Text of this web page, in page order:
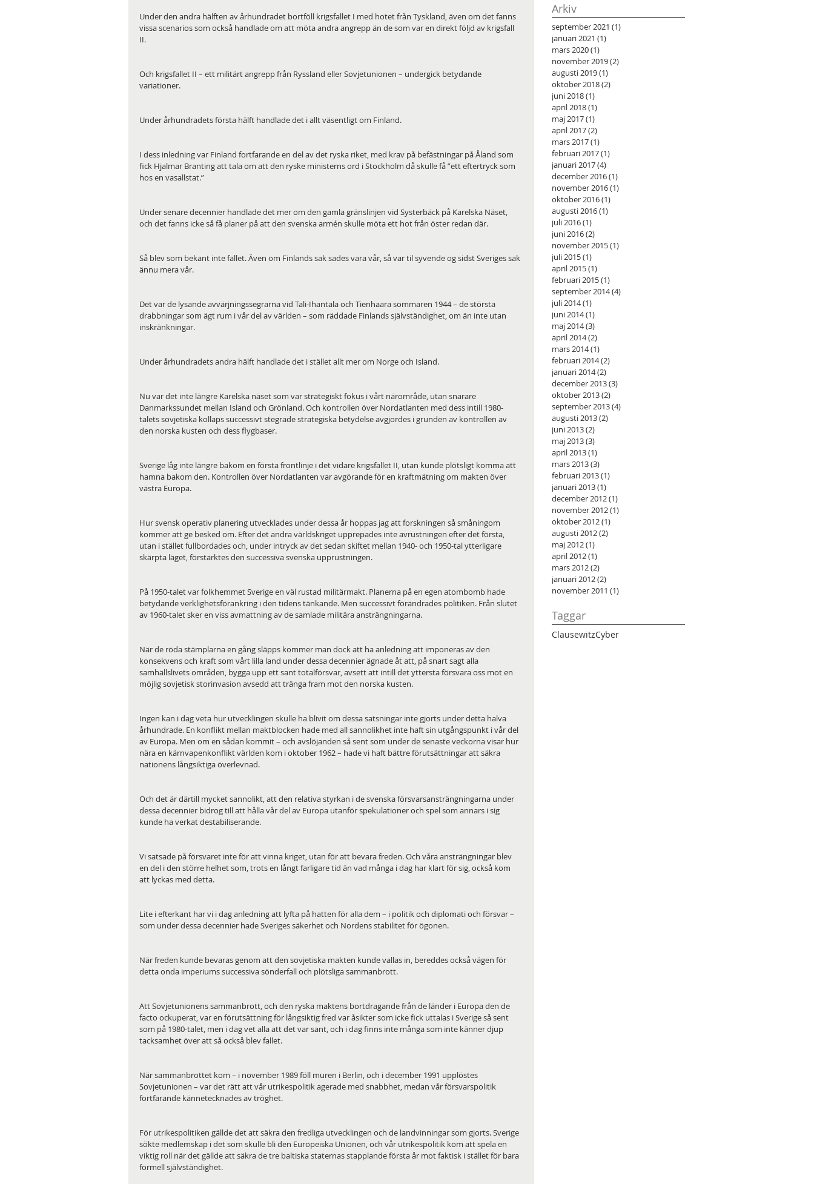
Under den andra hälften av århundradet bortföll krigsfallet I med hotet från Tyskland, även om det fanns
vissa scenarios som också handlade om att möta andra angrepp än de som var en direkt följd av krigsfall
II.
Och krigsfallet II – ett militärt angrepp från Ryssland eller Sovjetunionen – undergick betydande
variationer.
Under århundradets första hälft handlade det i allt väsentligt om Finland.
I dess inledning var Finland fortfarande en del av det ryska riket, med krav på befästningar på Åland som
fick Hjalmar Branting att tala om att den ryske ministerns ord i Stockholm då skulle få ”ett eftertryck som
hos en vasallstat.”
Under senare decennier handlade det mer om den gamla gränslinjen vid Systerbäck på Karelska Näset,
och det fanns icke så få planer på att den svenska armén skulle möta ett hot från öster redan där.
Så blev som bekant inte fallet. Även om Finlands sak sades vara vår, så var til syvende og sidst Sveriges sak
ännu mera vår.
Det var de lysande avvärjningssegrarna vid Tali-Ihantala och Tienhaara sommaren 1944 – de största
drabbningar som ägt rum i vår del av världen – som räddade Finlands självständighet, om än inte utan
inskränkningar.
Under århundradets andra hälft handlade det i stället allt mer om Norge och Island.
Nu var det inte längre Karelska näset som var strategiskt fokus i vårt närområde, utan snarare
Danmarkssundet mellan Island och Grönland. Och kontrollen över Nordatlanten med dess intill 1980-
talets sovjetiska kollaps successivt stegrade strategiska betydelse avgjordes i grunden av kontrollen av
den norska kusten och dess flygbaser.
Sverige låg inte längre bakom en första frontlinje i det vidare krigsfallet II, utan kunde plötsligt komma att
hamna bakom den. Kontrollen över Nordatlanten var avgörande för en kraftmätning om makten över
västra Europa.
Hur svensk operativ planering utvecklades under dessa år hoppas jag att forskningen så småningom
kommer att ge besked om. Efter det andra världskriget upprepades inte avrustningen efter det första,
utan i stället fullbordades och, under intryck av det sedan skiftet mellan 1940- och 1950-tal ytterligare
skärpta läget, förstärktes den successiva svenska upprustningen.
På 1950-talet var folkhemmet Sverige en väl rustad militärmakt. Planerna på en egen atombomb hade
betydande verklighetsförankring i den tidens tänkande. Men successivt förändrades politiken. Från slutet
av 1960-talet sker en viss avmattning av de samlade militära ansträngningarna.
När de röda stämplarna en gång släpps kommer man dock att ha anledning att imponeras av den
konsekvens och kraft som vårt lilla land under dessa decennier ägnade åt att, på snart sagt alla
samhällslivets områden, bygga upp ett sant totalförsvar, avsett att intill det yttersta försvara oss mot en
möjlig sovjetisk storinvasion avsedd att tränga fram mot den norska kusten.
Ingen kan i dag veta hur utvecklingen skulle ha blivit om dessa satsningar inte gjorts under detta halva
århundrade. En konflikt mellan maktblocken hade med all sannolikhet inte haft sin utgångspunkt i vår del
av Europa. Men om en sådan kommit – och avslöjanden så sent som under de senaste veckorna visar hur
nära en kärnvapenkonflikt världen kom i oktober 1962 – hade vi haft bättre förutsättningar att säkra
nationens långsiktiga överlevnad.
Och det är därtill mycket sannolikt, att den relativa styrkan i de svenska försvarsansträngningarna under
dessa decennier bidrog till att hålla vår del av Europa utanför spekulationer och spel som annars i sig
kunde ha verkat destabiliserande.
Vi satsade på försvaret inte för att vinna kriget, utan för att bevara freden. Och våra ansträngningar blev
en del i den större helhet som, trots en långt farligare tid än vad många i dag har klart för sig, också kom
att lyckas med detta.
Lite i efterkant har vi i dag anledning att lyfta på hatten för alla dem – i politik och diplomati och försvar –
som under dessa decennier hade Sveriges säkerhet och Nordens stabilitet för ögonen.
När freden kunde bevaras genom att den sovjetiska makten kunde vallas in, bereddes också vägen för
detta onda imperiums successiva sönderfall och plötsliga sammanbrott.
Att Sovjetunionens sammanbrott, och den ryska maktens bortdragande från de länder i Europa den de
facto ockuperat, var en förutsättning för långsiktig fred var åsikter som icke fick uttalas i Sverige så sent
som på 1980-talet, men i dag vet alla att det var sant, och i dag finns inte många som inte känner djup
tacksamhet över att så också blev fallet.
När sammanbrottet kom – i november 1989 föll muren i Berlin, och i december 1991 upplöstes
Sovjetunionen – var det rätt att vår utrikespolitik agerade med snabbhet, medan vår försvarspolitik
fortfarande kännetecknades av tröghet.
För utrikespolitiken gällde det att säkra den fredliga utvecklingen och de landvinningar som gjorts. Sverige
sökte medlemskap i det som skulle bli den Europeiska Unionen, och vår utrikespolitik kom att spela en
viktig roll när det gällde att säkra de tre baltiska staternas stapplande första år mot faktisk i stället för bara
formell självständighet.
Arkiv
september 2021 (1)
januari 2021 (1)
mars 2020(1)
november 2019(2)
augusti 2019(1)
oktober 2018(2)
juni 2018(1)
april 2018(1)
maj 2017(1)
april 2017(2)
mars 2017(1)
februari 2017(1)
januari 2017(4)
december 2016(1)
november 2016(1)
oktober 2016(1)
augusti 2016(1)
juli 2016(1)
juni 2016(2)
november 2015(1)
juli 2015(1)
april 2015(1)
februari 2015(1)
september 2014(4)
juli 2014(1)
juni 2014(1)
maj 2014(3)
april 2014(2)
mars 2014(1)
februari 2014(2)
januari 2014(2)
december 2013(3)
oktober 2013(2)
september 2013(4)
augusti 2013(2)
juni 2013(2)
maj 2013(3)
april 2013(1)
mars 2013(3)
februari 2013(1)
januari 2013(1)
december 2012(1)
november 2012(1)
oktober 2012(1)
augusti 2012(2)
maj 2012(1)
april 2012(1)
mars 2012(2)
januari 2012(2)
november 2011 (1)
Taggar
ClausewitzCyber